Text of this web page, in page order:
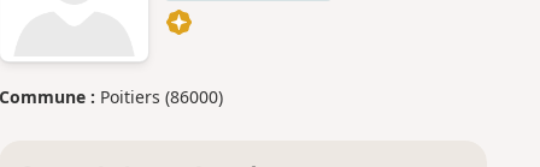
Commune : Poitiers (86000)